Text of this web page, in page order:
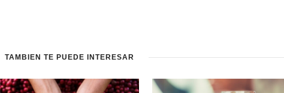
TAMBIÉN TE PUEDE INTERESAR